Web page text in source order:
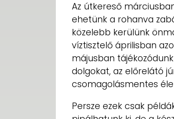
Az útkereső
ehetünk a rohanva
közelebb kerülünk
víztisztelő áprilisban
májusban
dolgokat, az előrelátó
csomagolásmentes
Persze ezek csak